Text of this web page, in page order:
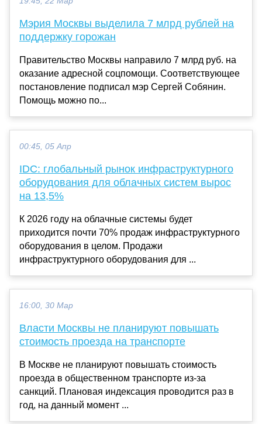
Мэрия Москвы выделила 7 млрд рублей на
поддержку горожан
Правительство Москвы направило 7 млрд руб. на
оказание адресной соцпомощи. Соответствующее
постановление подписал мэр Сергей Собянин.
Помощь можно по...
00:45, 05 Апр
IDC: глобальный рынок инфраструктурного
оборудования для облачных систем вырос
на 13,5%
К 2026 году на облачные системы будет
приходится почти 70% продаж инфраструктурного
оборудования в целом. Продажи
инфраструктурного оборудования для ...
16:00, 30 Мар
Власти Москвы не планируют повышать
стоимость проезда на транспорте
В Москве не планируют повышать стоимость
проезда в общественном транспорте из-за
санкций. Плановая индексация проводится раз в
год, на данный момент ...